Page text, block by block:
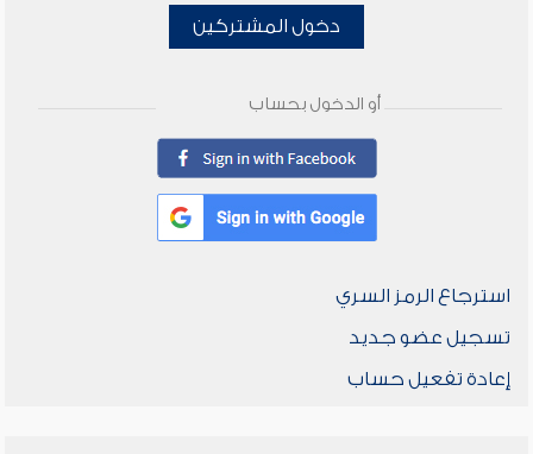
دخول المشتركين
أو الدخول بحساب
استرجاع الرمز السري
تسجيل عضو جديد
إعادة تفعيل حساب